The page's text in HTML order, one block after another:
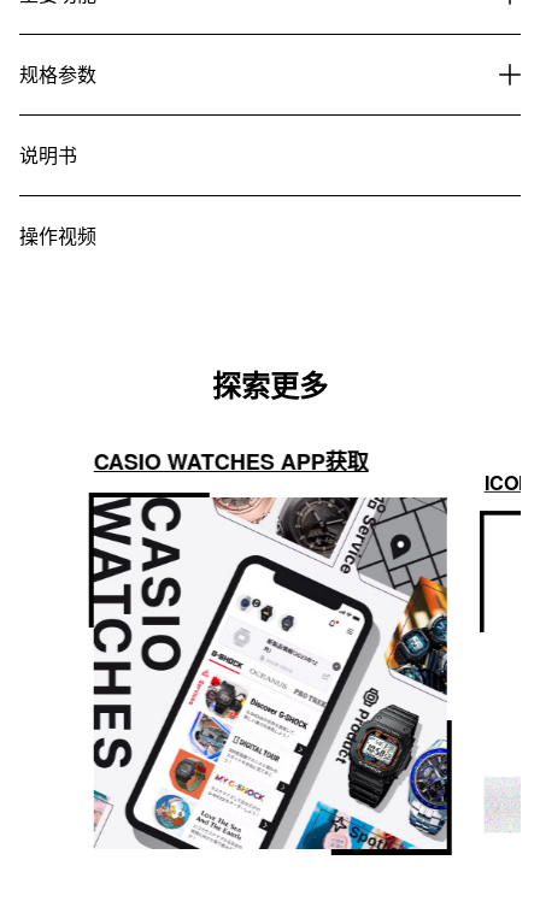
规格参数
说明书
操作视频
探索更多
CASIO WATCHES APP获取